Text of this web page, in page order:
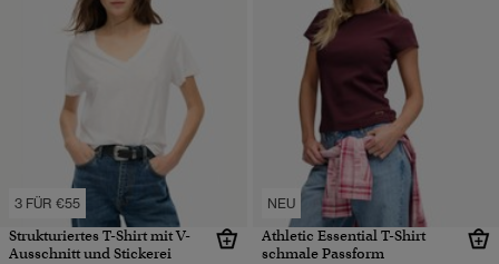
3 FÜR €55
Strukturiertes T-Shirt mit V-
Ausschnitt und Stickerei
NEU
Athletic Essential T-Shirt
schmale Passform